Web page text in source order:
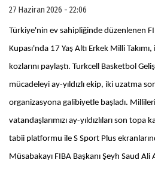
27 Haziran 2026 - 22:06
Türkiye'nin ev sahipliğinde düzenlenen
Kupası'nda 17 Yaş Altı Erkek Milli
kozlarını paylaştı. Turkcell Basketbol
mücadeleyi ay-yıldızlı ekip, iki uzatma
organizasyona galibiyetle başladı.
vatandaşlarımızı ay-yıldızlıları son topa
tabii platformu ile S Sport Plus
Müsabakayı FIBA Başkanı Şeyh Saud